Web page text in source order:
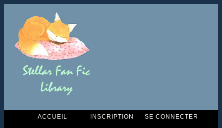
ACCUEIL INSCRIPTION
SE CONNECTER